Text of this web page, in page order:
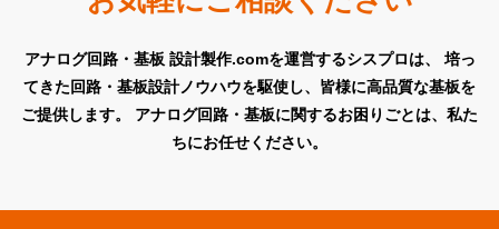
アナログ回路・基板 設計製作.comを運営するシスプロは、
培っ
てきた回路・基板設計ノウハウを駆使し、皆様に高品質な基板を
ご提供します。
アナログ回路・基板に関するお困りごとは、私た
ちにお任せください。